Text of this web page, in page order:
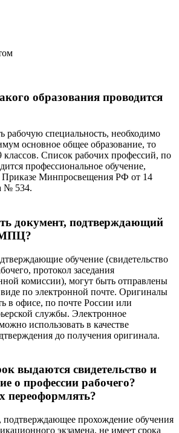
образования проводится
рабочую специальность, необходимо
основное общее образование, то
классов. Список рабочих профессий, по
профессиональное обучение,
Минпросвещения РФ от 14
№ 534.
документ, подтверждающий
МПЦ?
обучение (свидетельство
протокол заседания
комиссии), могут быть отправлены
по электронной почте. Оригиналы
в офисе, по почте России или
службы. Электронное
использовать в качестве
до получения оригинала.
выдаются свидетельство и
о профессии рабочего?
переоформлять?
подтверждающее прохождение обучения
экзамена, не имеет срока